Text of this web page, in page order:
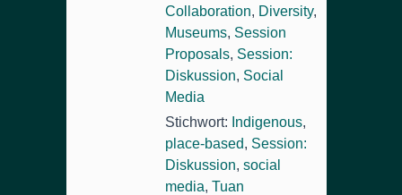
Collaboration, Diversity,
Museums, Session
Proposals, Session:
Diskussion, Social
Media
Stichwort: Indigenous,
place-based, Session:
Diskussion, social
media, Tuan